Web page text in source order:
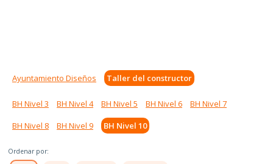
Ayuntamiento Diseños Taller del constructor
BH Nivel 3 BH Nivel 4 BH Nivel 5 BH Nivel 6
BH Nivel 7
BH Nivel 8
BH Nivel 9 BH Nivel 10
Ordenar por: